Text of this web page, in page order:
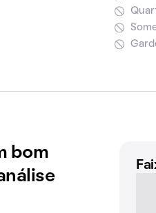
bom